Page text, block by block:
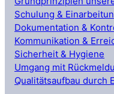
Schulung &
Dokumentation &
Kommunikation &
Sicherheit & Hygiene
Umgang mit
Qualitätsaufbau durch